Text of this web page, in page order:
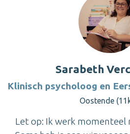
Sarabeth
Klinisch psycholoog en
Oostende
Let op: Ik werk